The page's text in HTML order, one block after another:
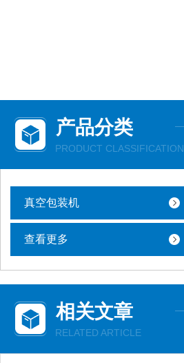
产品分类
PRODUCT CLASSIFICATION
真空包装机
查看更多
相关文章
RELATED ARTICLE